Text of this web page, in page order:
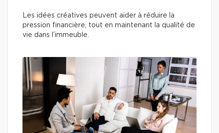
Les idées créatives peuvent aider à réduire la
pression financière, tout en maintenant la qualité de
vie dans l’immeuble.